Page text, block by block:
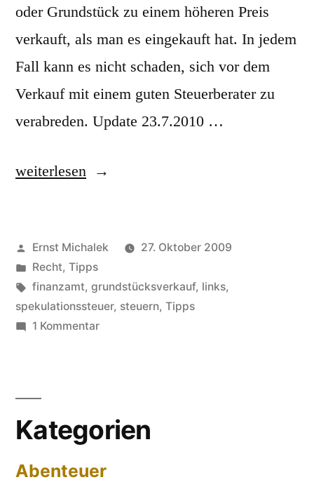
oder Grundstück zu einem höheren Preis
verkauft, als man es eingekauft hat. In jedem
Fall kann es nicht schaden, sich vor dem
Verkauf mit einem guten Steuerberater zu
verabreden. Update 23.7.2010 …
„„Spekulationssteuer“
und
Häuser?“
weiterlesen
Veröffentlicht
von
Ernst Michalek
27. Oktober 2009
Veröffentlicht
unter
Recht, Tipps
Schlagwörter:
finanzamt, grundstücksverkauf, links,
spekulationssteuer, steuern, Tipps
1 Kommentarzu
Häuser?
Kategorien
Abenteuer